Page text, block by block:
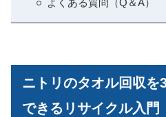
よくある質問（Q＆A）
ニトリのタオル回収を
できるリサイクル入門